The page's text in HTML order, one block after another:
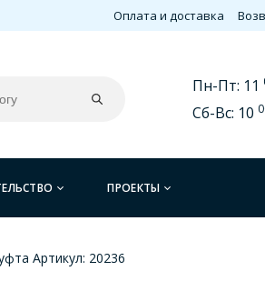
Оплата и доставка
Пн-Пт: 11
Сб-Вс: 10
ПРОЕКТЫ
Артикул: 20236